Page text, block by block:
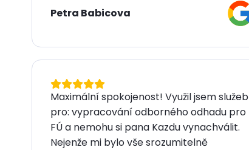
Petra Babicova
Maximální spokojenost! Využil jsem služeb
pro: vypracování odborného odhadu pro
FÚ a nemohu si pana Kazdu vynachválit.
Nejenže mi bylo vše srozumitelně